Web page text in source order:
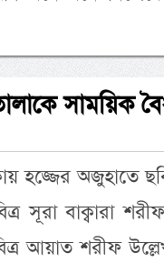
সাময়িক
হজ্জের অজুহাতে
সূরা বাক্বারা
আয়াত শরীফ